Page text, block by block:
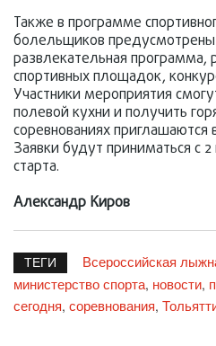
Также в программе
болельщиков предусмотрены
развлекательная программа,
спортивных площадок,
Участники мероприятия
полевой кухни и получить
соревнованиях приглашаются
Заявки будут приниматься с
старта.
Александр Киров
ТЕГИ Всероссийская
министерство спорта, новости,
сегодня, соревнования,